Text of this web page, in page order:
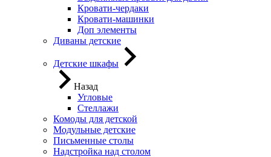
Кровати-чердаки
Кровати-машинки
Доп элементы
Диваны детские
Детские шкафы
Назад
Угловые
Стеллажи
Комоды для детской
Модульные детские
Письменные столы
Надстройка над столом